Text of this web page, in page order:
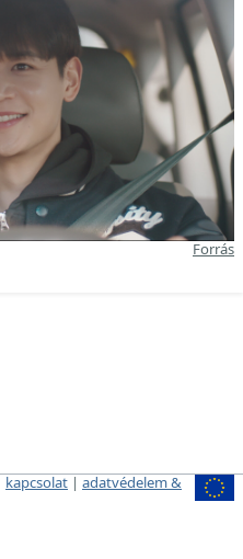
Forrás
kapcsolat | adatvédelem &